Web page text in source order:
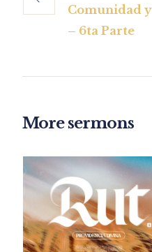
Comunidad
– 6ta Parte
More sermons